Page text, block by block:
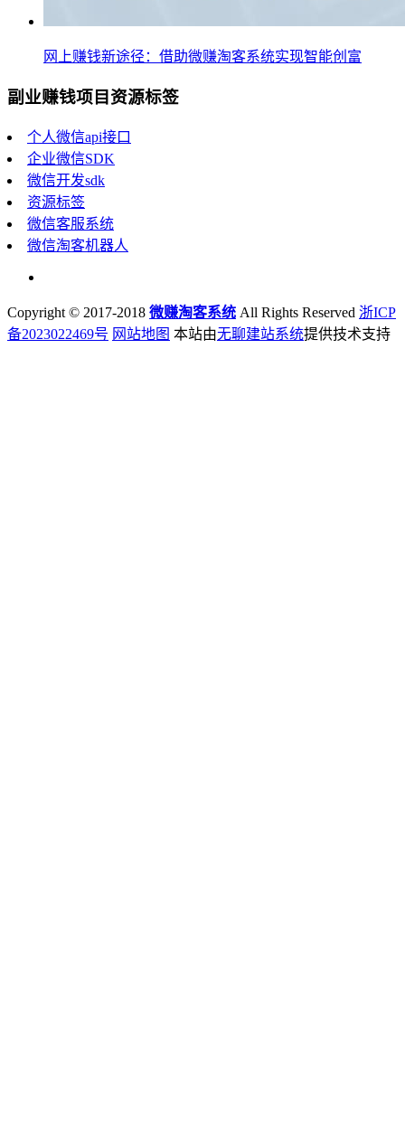
网上赚钱新途径：借助微赚淘客系统实现智能创富
副业赚钱项目资源标签
个人微信api接口
企业微信SDK
微信开发sdk
资源标签
微信客服系统
微信淘客机器人
Copyright © 2017-2018 微赚淘客系统 All Rights Reserved 浙ICP
备2023022469号 网站地图 本站由无聊建站系统提供技术支持